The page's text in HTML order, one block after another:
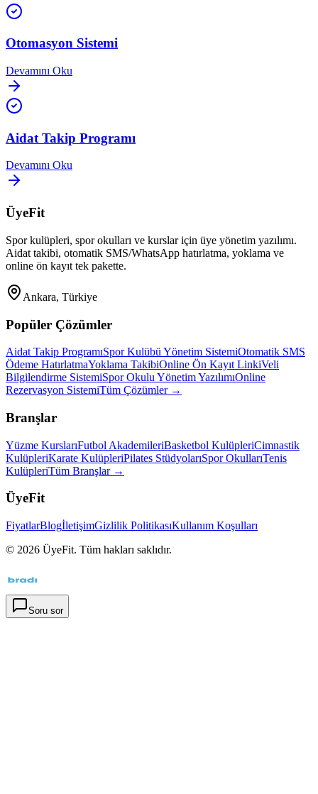
Otomasyon Sistemi
Devamını Oku
Aidat Takip Programı
Devamını Oku
ÜyeFit
Spor kulüpleri, spor okulları ve kurslar için üye yönetim yazılımı.
Aidat takibi, otomatik SMS/WhatsApp hatırlatma, yoklama ve
online ön kayıt tek pakette.
Ankara, Türkiye
Popüler Çözümler
Aidat Takip ProgramıSpor Kulübü Yönetim SistemiOtomatik SMS
Ödeme HatırlatmaYoklama TakibiOnline Ön Kayıt LinkiVeli
Bilgilendirme SistemiSpor Okulu Yönetim YazılımıOnline
Rezervasyon SistemiTüm Çözümler →
Branşlar
Yüzme KurslarıFutbol AkademileriBasketbol KulüpleriCimnastik
KulüpleriKarate KulüpleriPilates StüdyolarıSpor OkullarıTenis
KulüpleriTüm Branşlar →
ÜyeFit
FiyatlarBlogİletişimGizlilik PolitikasıKullanım Koşulları
© 2026 ÜyeFit. Tüm hakları saklıdır.
Soru sor